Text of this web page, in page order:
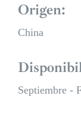
Origen:
China
Septiembre -